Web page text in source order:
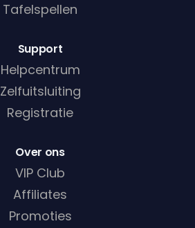
Tafelspellen
Support
Helpcentrum
Zelfuitsluiting
Registratie
Over ons
VIP Club
Affiliates
Promoties